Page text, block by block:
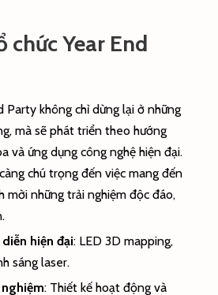
chức Year End
Party không chỉ dừng lại ở những
mà sẽ phát triển theo hướng
và ứng dụng công nghệ hiện đại.
chú trọng đến việc mang đến
mời những trải nghiệm độc đáo,
hiện đại: LED 3D mapping,
sáng laser.
: Thiết kế hoạt động và